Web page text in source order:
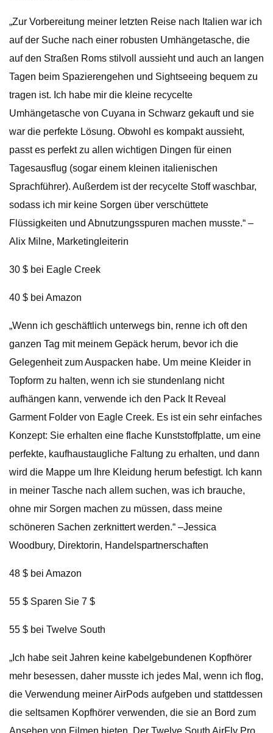
„Zur Vorbereitung meiner letzten Reise nach Italien war ich
auf der Suche nach einer robusten Umhängetasche, die
auf den Straßen Roms stilvoll aussieht und auch an langen
Tagen beim Spazierengehen und Sightseeing bequem zu
tragen ist. Ich habe mir die kleine recycelte
Umhängetasche von Cuyana in Schwarz gekauft und sie
war die perfekte Lösung. Obwohl es kompakt aussieht,
passt es perfekt zu allen wichtigen Dingen für einen
Tagesausflug (sogar einem kleinen italienischen
Sprachführer). Außerdem ist der recycelte Stoff waschbar,
sodass ich mir keine Sorgen über verschüttete
Flüssigkeiten und Abnutzungsspuren machen musste.“ –
Alix Milne, Marketingleiterin
30 $ bei Eagle Creek
40 $ bei Amazon
„Wenn ich geschäftlich unterwegs bin, renne ich oft den
ganzen Tag mit meinem Gepäck herum, bevor ich die
Gelegenheit zum Auspacken habe. Um meine Kleider in
Topform zu halten, wenn ich sie stundenlang nicht
aufhängen kann, verwende ich den Pack It Reveal
Garment Folder von Eagle Creek. Es ist ein sehr einfaches
Konzept: Sie erhalten eine flache Kunststoffplatte, um eine
perfekte, kaufhaustaugliche Faltung zu erhalten, und dann
wird die Mappe um Ihre Kleidung herum befestigt. Ich kann
in meiner Tasche nach allem suchen, was ich brauche,
ohne mir Sorgen machen zu müssen, dass meine
schöneren Sachen zerknittert werden.“ –Jessica
Woodbury, Direktorin, Handelspartnerschaften
48 $ bei Amazon
55 $ Sparen Sie 7 $
55 $ bei Twelve South
„Ich habe seit Jahren keine kabelgebundenen Kopfhörer
mehr besessen, daher musste ich jedes Mal, wenn ich flog,
die Verwendung meiner AirPods aufgeben und stattdessen
die seltsamen Kopfhörer verwenden, die sie an Bord zum
Ansehen von Filmen bieten. Der Twelve South AirFly Pro